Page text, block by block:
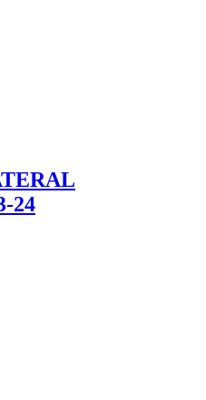
24